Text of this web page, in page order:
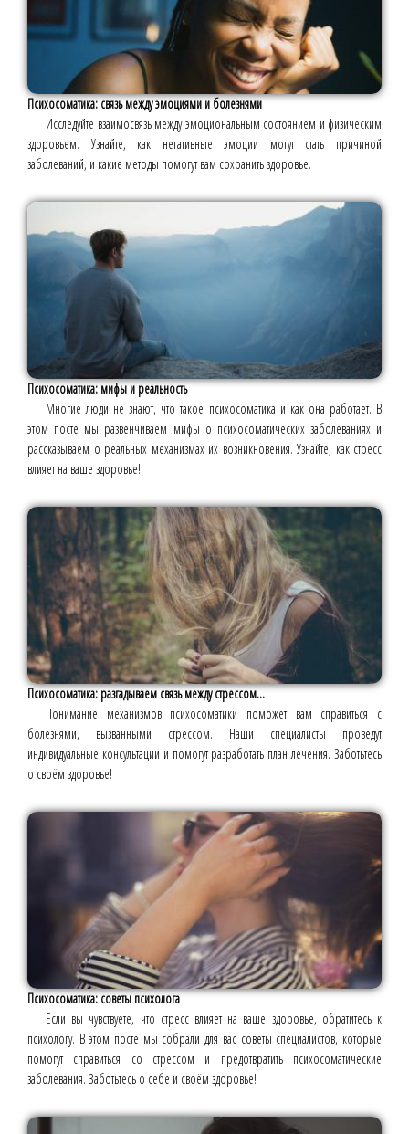
Психосоматика: связь между эмоциями и болезнями
Исследуйте взаимосвязь между эмоциональным состоянием и физическим
здоровьем. Узнайте, как негативные эмоции могут стать причиной
заболеваний, и какие методы помогут вам сохранить здоровье.
Психосоматика: мифы и реальность
Многие люди не знают, что такое психосоматика и как она работает. В
этом посте мы развенчиваем мифы о психосоматических заболеваниях и
рассказываем о реальных механизмах их возникновения. Узнайте, как стресс
влияет на ваше здоровье!
Психосоматика: разгадываем связь между стрессом...
Понимание механизмов психосоматики поможет вам справиться с
болезнями, вызванными стрессом. Наши специалисты проведут
индивидуальные консультации и помогут разработать план лечения. Заботьтесь
о своём здоровье!
Психосоматика: советы психолога
Если вы чувствуете, что стресс влияет на ваше здоровье, обратитесь к
психологу. В этом посте мы собрали для вас советы специалистов, которые
помогут справиться со стрессом и предотвратить психосоматические
заболевания. Заботьтесь о себе и своём здоровье!